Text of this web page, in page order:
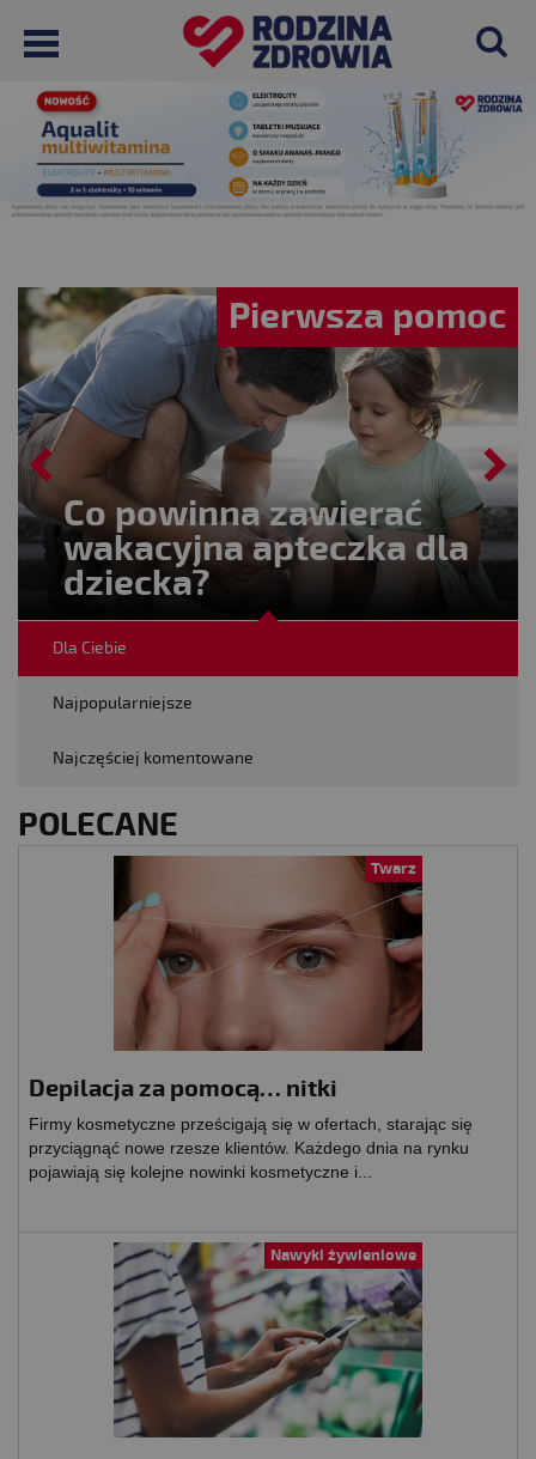
Pierwsza pomoc
Co powinna zawierać
wakacyjna apteczka dla
dziecka?
Dla Ciebie
Najpopularniejsze
Najczęściej komentowane
POLECANE
Twarz
Depilacja za pomocą… nitki
Firmy kosmetyczne prześcigają się w ofertach, starając się
przyciągnąć nowe rzesze klientów. Każdego dnia na rynku
pojawiają się kolejne nowinki kosmetyczne i...
Nawyki żywieniowe